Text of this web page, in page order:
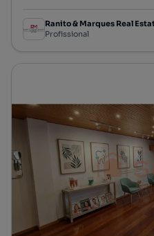
Ranito & Marques Real
Profissional